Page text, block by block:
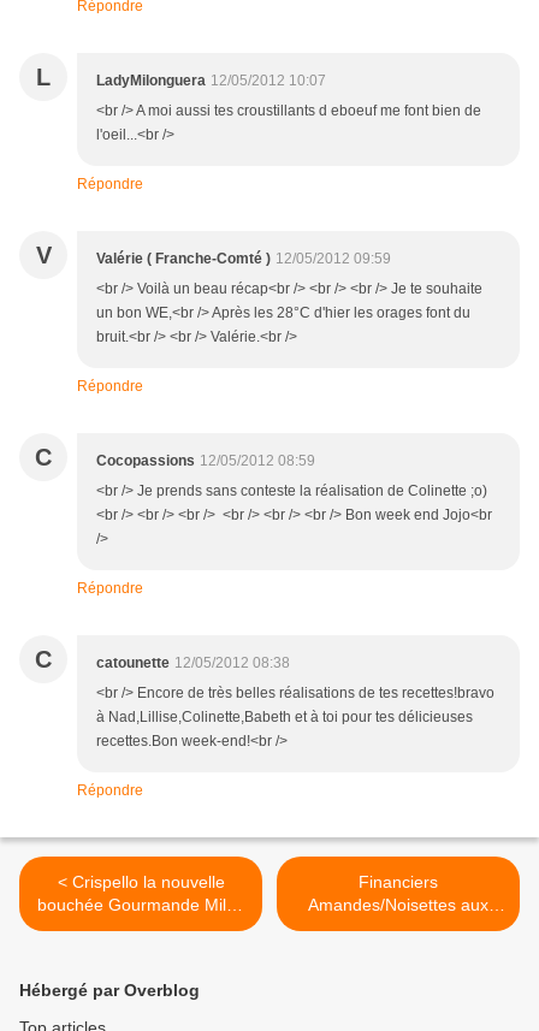
Répondre
L LadyMilonguera 12/05/2012 10:07
<br /> A moi aussi tes croustillants d eboeuf me font bien de
l'oeil...<br />
Répondre
V Valérie ( Franche-Comté ) 12/05/2012 09:59
<br /> Voilà un beau récap<br /> <br /> <br /> Je te souhaite
un bon WE,<br /> Après les 28°C d'hier les orages font du
bruit.<br /> <br /> Valérie.<br />
Répondre
C Cocopassions 12/05/2012 08:59
<br /> Je prends sans conteste la réalisation de Colinette ;o)
<br /> <br /> <br /> <br /> <br /> <br /> Bon week end Jojo<br
/>
Répondre
C catounette 12/05/2012 08:38
<br /> Encore de très belles réalisations de tes recettes!bravo
à Nad,Lillise,Colinette,Babeth et à toi pour tes délicieuses
recettes.Bon week-end!<br />
Répondre
< Crispello la nouvelle
bouchée Gourmande Milka
à gagner
Financiers
Amandes/Noisettes aux
Amandes Effilées >
Hébergé par Overblog